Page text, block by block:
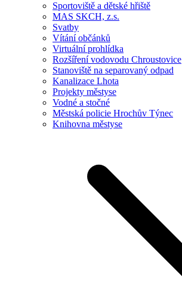
Sportoviště a dětské hřiště
MAS SKCH, z.s.
Svatby
Vítání občánků
Virtuální prohlídka
Rozšíření vodovodu Chroustovice
Stanoviště na separovaný odpad
Kanalizace Lhota
Projekty městyse
Vodné a stočné
Městská policie Hrochův Týnec
Knihovna městyse